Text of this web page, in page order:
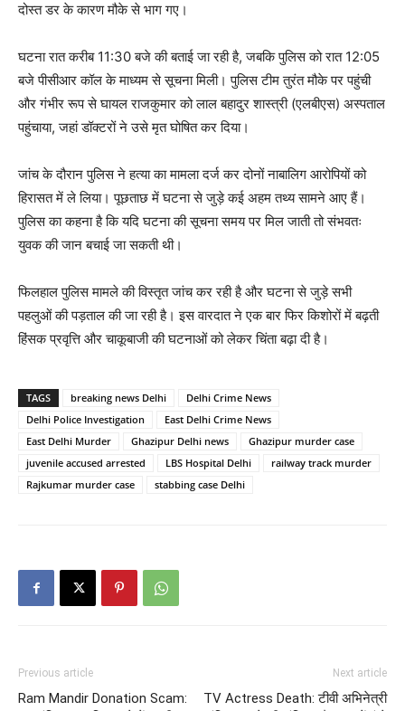
दोस्त डर के कारण मौके से भाग गए।
घटना रात करीब 11:30 बजे की बताई जा रही है, जबकि पुलिस को रात 12:05
बजे पीसीआर कॉल के माध्यम से सूचना मिली। पुलिस टीम तुरंत मौके पर पहुंची
और गंभीर रूप से घायल राजकुमार को लाल बहादुर शास्त्री (एलबीएस) अस्पताल
पहुंचाया, जहां डॉक्टरों ने उसे मृत घोषित कर दिया।
जांच के दौरान पुलिस ने हत्या का मामला दर्ज कर दोनों नाबालिग आरोपियों को
हिरासत में ले लिया। पूछताछ में घटना से जुड़े कई अहम तथ्य सामने आए हैं।
पुलिस का कहना है कि यदि घटना की सूचना समय पर मिल जाती तो संभवतः
युवक की जान बचाई जा सकती थी।
फिलहाल पुलिस मामले की विस्तृत जांच कर रही है और घटना से जुड़े सभी
पहलुओं की पड़ताल की जा रही है। इस वारदात ने एक बार फिर किशोरों में बढ़ती
हिंसक प्रवृत्ति और चाकूबाजी की घटनाओं को लेकर चिंता बढ़ा दी है।
TAGS breaking news Delhi
Delhi Crime News
Delhi Police Investigation
East Delhi Crime News
East Delhi Murder
Ghazipur Delhi news
Ghazipur murder case
juvenile accused arrested
LBS Hospital Delhi
railway track murder
Rajkumar murder case
stabbing case Delhi
Previous article
Ram Mandir Donation Scam:
Next article
TV Actress Death: टीवी अभिनेत्री